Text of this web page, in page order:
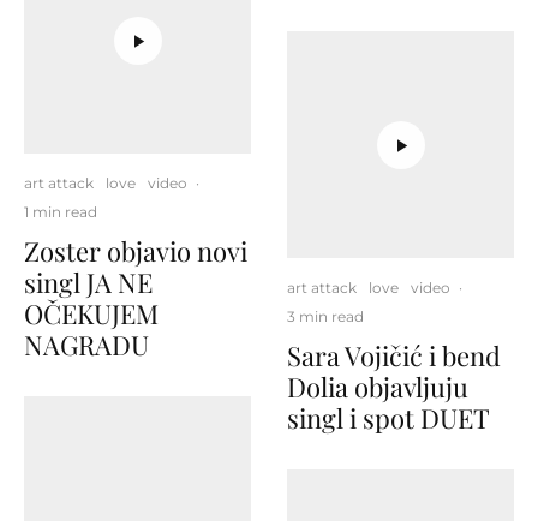
art attack love video ·
1 min read
Zoster objavio novi
singl JA NE
OČEKUJEM
NAGRADU
art attack love video ·
3 min read
Sara Vojičić i bend
Dolia objavljuju
singl i spot DUET